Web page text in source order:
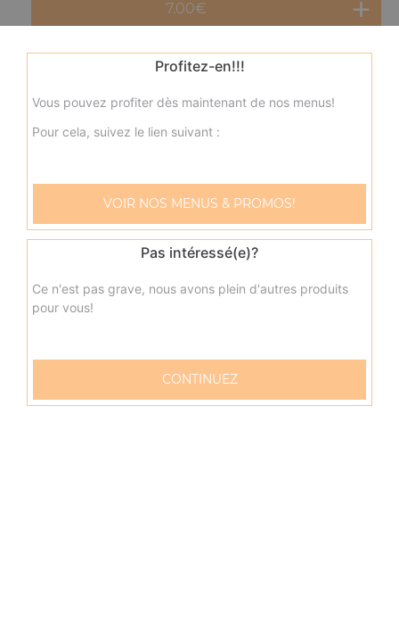
7.00€
Menu double cheeseburger
+ frites + 1 boisson 33 cl
8.50€
cl
8.00€
Menu boursin burger
33 cl
Profitez-en!!!
Vous pouvez profiter dès maintenant de nos menus!
Pour cela, suivez le lien suivant :
VOIR NOS MENUS & PROMOS!
Pas intéressé(e)?
Ce n'est pas grave, nous avons plein d'autres produits
pour vous!
CONTINUEZ